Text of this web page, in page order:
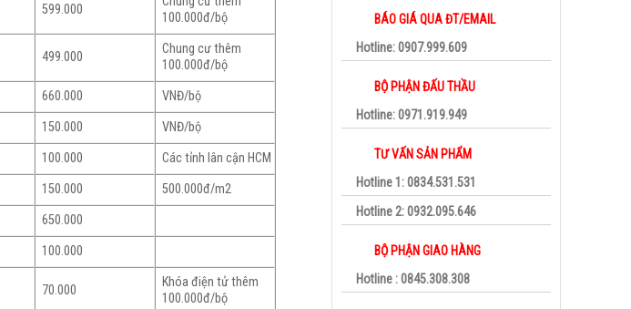
599.000
100.000đ/bộ
499.000
Chung cư thêm
100.000đ/bộ
660.000
VNĐ/bộ
150.000
VNĐ/bộ
100.000
Các tỉnh lân cận HCM
150.000
500.000đ/m2
650.000
100.000
70.000
Khóa điện tử thêm
100.000đ/bộ
BÁO GIÁ QUA ĐT/EMAIL
Hotline: 0907.999.609
BỘ PHẬN ĐẤU THẦU
Hotline: 0971.919.949
TƯ VẤN SẢN PHẨM
Hotline 1: 0834.531.531
Hotline 2: 0932.095.646
BỘ PHẬN GIAO HÀNG
Hotline : 0845.308.308